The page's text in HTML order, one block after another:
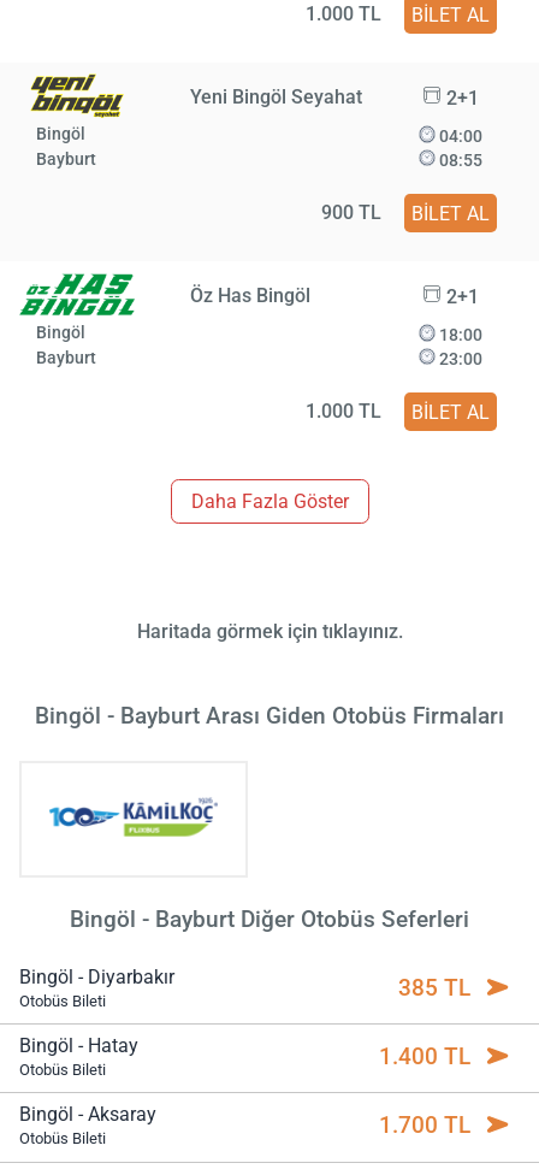
1.000 TL BİLET AL
Yeni Bingöl Seyahat 2+1
Bingöl
Bayburt
04:00
08:55
900 TL BİLET AL
Öz Has Bingöl 2+1
Bingöl
Bayburt
18:00
23:00
1.000 TL BİLET AL
Daha Fazla Göster
Haritada görmek için tıklayınız.
Bingöl - Bayburt Arası Giden Otobüs Firmaları
Bingöl - Bayburt Diğer Otobüs Seferleri
Bingöl - Diyarbakır
Otobüs Bileti 385 TL
Bingöl - Hatay
Otobüs Bileti 1.400 TL
Bingöl - Aksaray
Otobüs Bileti 1.700 TL